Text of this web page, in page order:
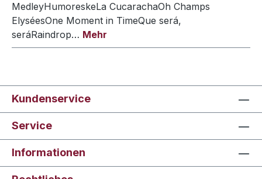
MedleyHumoreskeLa CucarachaOh Champs
ElyséesOne Moment in TimeQue será,
seráRaindrop… Mehr
Kundenservice
Service
Informationen